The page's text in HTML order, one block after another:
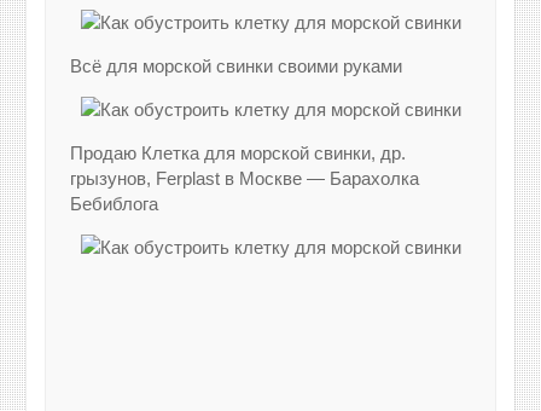
Всё для морской свинки своими руками
Продаю Клетка для морской свинки, др.
грызунов, Ferplast в Москве — Барахолка
Бебиблога